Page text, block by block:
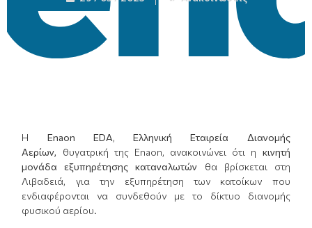
Η Enaon EDA,Ελληνική Εταιρεία Διανομής
Αερίων, θυγατρική της Enaon, ανακοινώνει ότι η κινητή
μονάδα εξυπηρέτησης καταναλωτών θα βρίσκεται στη
Λιβαδειά, για την εξυπηρέτηση των κατοίκων που
ενδιαφέρονται να συνδεθούν με το δίκτυο διανομής
φυσικού αερίου.